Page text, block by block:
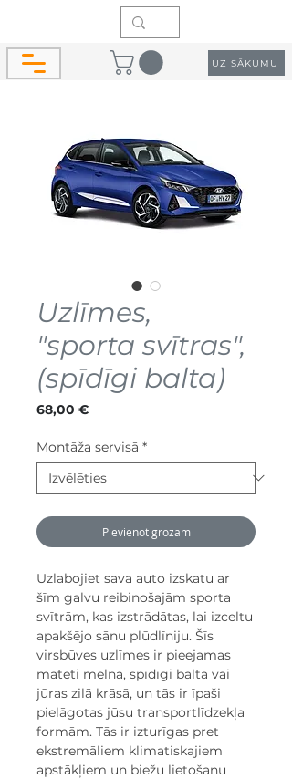
UZ SĀKUMU
Uzlīmes,
"sporta svītras",
(spīdīgi balta)
68,00 €Cena
Montāža servisā *
Pievienot grozam
Uzlabojiet sava auto izskatu ar
šīm galvu reibinošajām sporta
svītrām, kas izstrādātas, lai izceltu
apakšējo sānu plūdlīniju. Šīs
virsbūves uzlīmes ir pieejamas
matēti melnā, spīdīgi baltā vai
jūras zilā krāsā, un tās ir īpaši
pielāgotas jūsu transportlīdzekļa
formām. Tās ir izturīgas pret
ekstremāliem klimatiskajiem
apstākļiem un biežu lietošanu